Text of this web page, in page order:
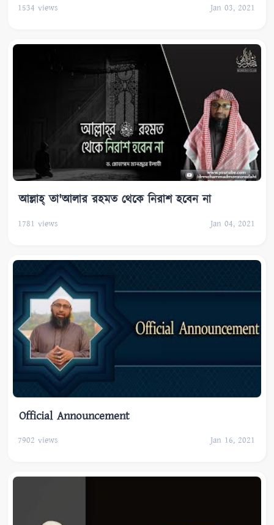
1534 views Jan 03, 2021
আল্লাহ্‌ তা'আলার রহমত থেকে নিরাশ হবেন না
1781 views Jan 04, 2021
Official Announcement
7902 views Jan 16, 2021